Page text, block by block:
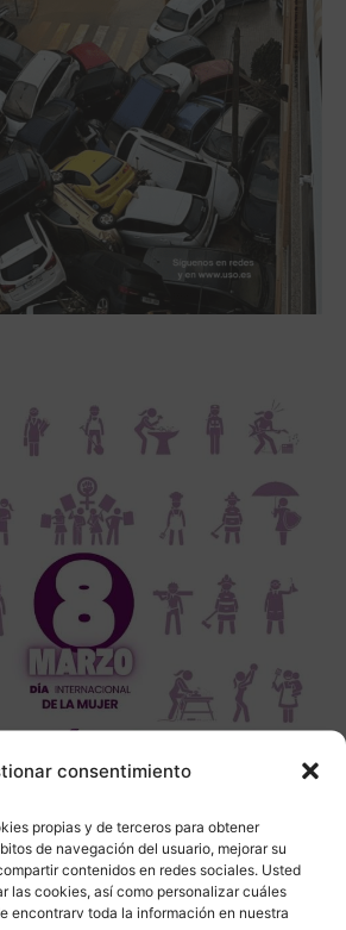
consentimiento
propias y de terceros para obtener
de navegación del usuario, mejorar su
contenidos en redes sociales. Usted
las cookies, así como personalizar cuáles
encontrarv toda la información en nuestra